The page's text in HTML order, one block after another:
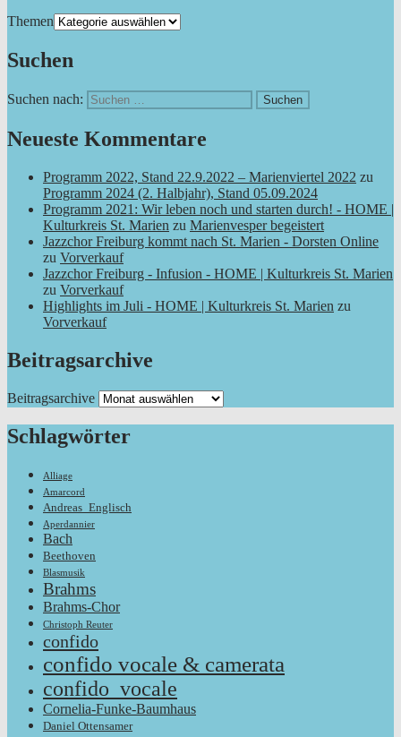
Themen
Suchen
Suchen nach:
Neueste Kommentare
Programm 2022, Stand 22.9.2022 – Marienviertel 2022 zu
Programm 2024 (2. Halbjahr), Stand 05.09.2024
Programm 2021: Wir leben noch und starten durch! - HOME |
Kulturkreis St. Marien zu Marienvesper begeistert
Jazzchor Freiburg kommt nach St. Marien - Dorsten Online
zu Vorverkauf
Jazzchor Freiburg - Infusion - HOME | Kulturkreis St. Marien
zu Vorverkauf
Highlights im Juli - HOME | Kulturkreis St. Marien zu
Vorverkauf
Beitragsarchive
Beitragsarchive
Schlagwörter
Alliage
Amarcord
Andreas_Englisch
Aperdannier
Bach
Beethoven
Blasmusik
Brahms
Brahms-Chor
Christoph Reuter
confido
confido vocale & camerata
confido_vocale
Cornelia-Funke-Baumhaus
Daniel Ottensamer